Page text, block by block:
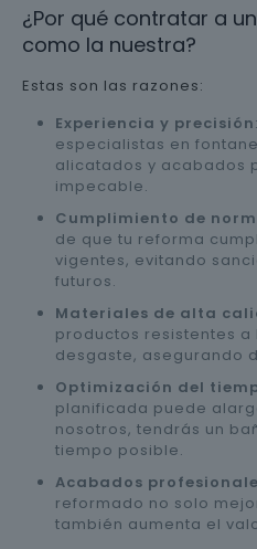
¿Por qué contratar a
como la nuestra?
Estas son las razones:
Experiencia y precisión
especialistas en
alicatados y acabados
impecable.
Cumplimiento de
de que tu reforma
vigentes, evitando
futuros.
Materiales de alta
productos resistentes a
desgaste, asegurando
Optimización del
planificada puede
nosotros, tendrás un
tiempo posible.
Acabados
reformado no solo
también aumenta el